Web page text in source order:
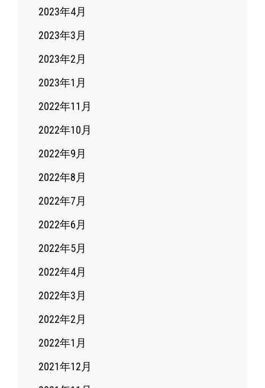
2023年4月
2023年3月
2023年2月
2023年1月
2022年11月
2022年10月
2022年9月
2022年8月
2022年7月
2022年6月
2022年5月
2022年4月
2022年3月
2022年2月
2022年1月
2021年12月